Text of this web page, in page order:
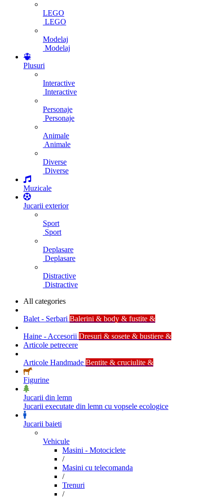
LEGO
LEGO
Modelaj
Modelaj
Plusuri
Interactive
Interactive
Personaje
Personaje
Animale
Animale
Diverse
Diverse
Muzicale
Jucarii exterior
Sport
Sport
Deplasare
Deplasare
Distractive
Distractive
All categories
Balet - Serbari Balerini & body & fustite &
Haine - Accesorii Dresuri & sosete & bustiere &
Articole petrecere
Articole Handmade Bentite & cruciulite &
Figurine
Jucarii din lemn
Jucarii executate din lemn cu vopsele ecologice
Jucarii baieti
Vehicule
Masini - Motociclete
/
Masini cu telecomanda
/
Trenuri
/